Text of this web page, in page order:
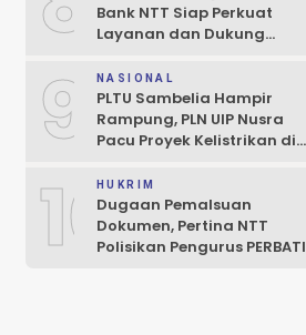
Bank NTT Siap Perkuat
Layanan dan Dukung
9 NASIONAL
PLTU Sambelia Hampir
Rampung, PLN UIP Nusra
Pacu Proyek Kelistrikan di
10HUKRIM
Dugaan Pemalsuan
Dokumen, Pertina NTT
Polisikan Pengurus PERBATI